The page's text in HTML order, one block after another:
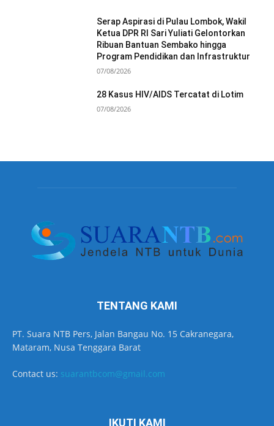
Serap Aspirasi di Pulau Lombok, Wakil
Ketua DPR RI Sari Yuliati Gelontorkan
Ribuan Bantuan Sembako hingga
Program Pendidikan dan Infrastruktur
07/08/2026
28 Kasus HIV/AIDS Tercatat di Lotim
07/08/2026
TENTANG KAMI
PT. Suara NTB Pers, Jalan Bangau No. 15 Cakranegara,
Mataram, Nusa Tenggara Barat
Contact us: suarantbcom@gmail.com
IKUTI KAMI